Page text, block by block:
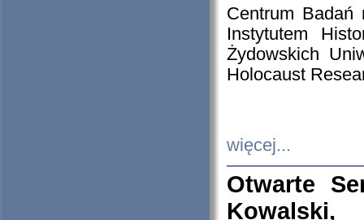
Centrum Badań
Instytutem
Żydowskich
Holocaust
więcej...
Otwarte